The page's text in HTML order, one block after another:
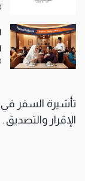
تأشيرة السفر في
الإقرار والتصديق .